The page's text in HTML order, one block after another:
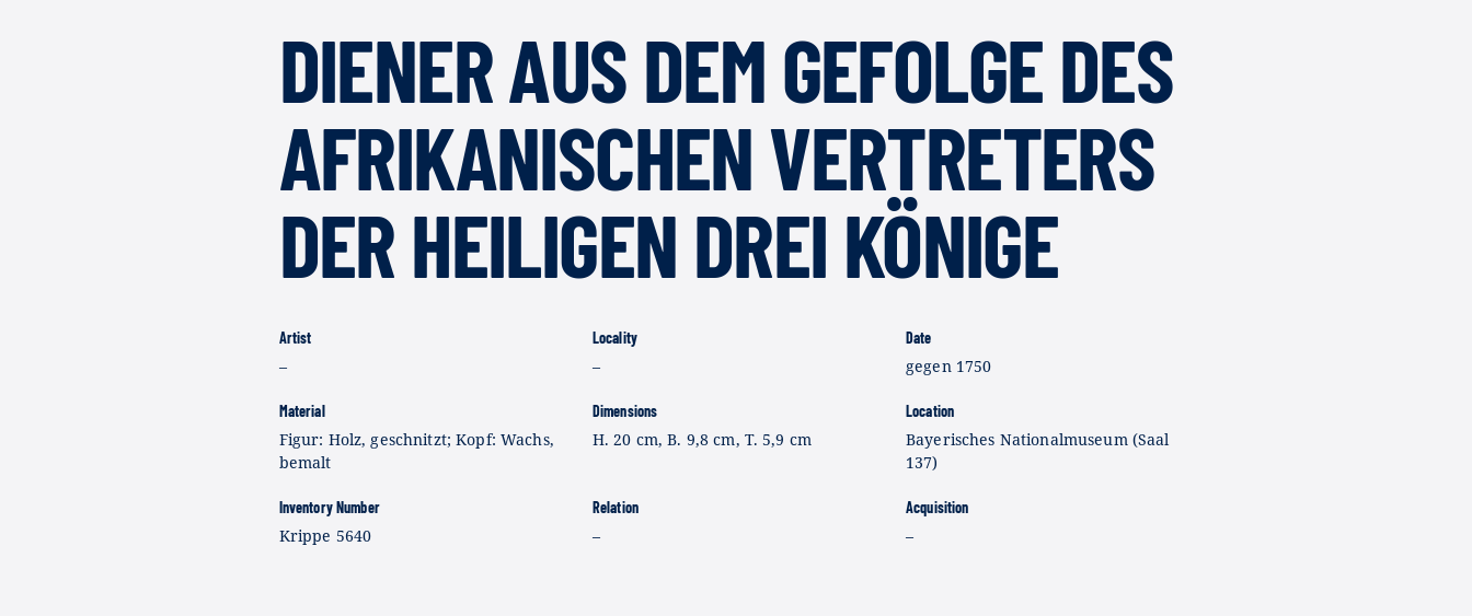
DIENER AUS DEM GEFOLGE DES
AFRIKANISCHEN VERTRETERS
DER HEILIGEN DREI KÖNIGE
Artist
–
Locality
–
Date
gegen 1750
Material
Figur: Holz, geschnitzt; Kopf: Wachs,
bemalt
Dimensions
H. 20 cm, B. 9,8 cm, T. 5,9 cm
Location
Bayerisches Nationalmuseum (Saal
137)
Inventory Number
Krippe 5640
Relation
–
Acquisition
–